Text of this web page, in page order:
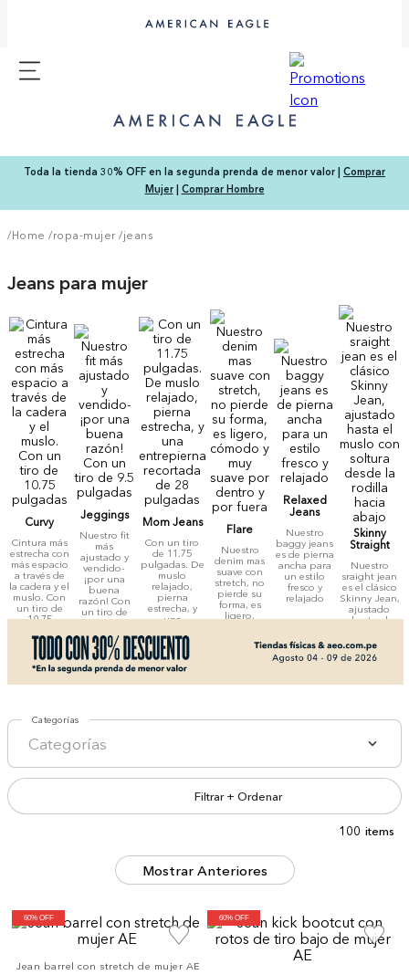
Toda la tienda 30% OFF en la segunda prenda de menor valor | Comprar
Mujer| Comprar Hombre
/Home /ropa-mujer /jeans
Jeans para mujer
Curvy
Cintura más
estrecha con
más espacio
a través de
la cadera y el
muslo. Con
un tiro de
10.75
Jeggings
Nuestro fit
más
ajustado y
vendido-
¡por una
buena
razón! Con
un tiro de
9.5
pulgadas
Mom Jeans
Con un tiro
de 11.75
pulgadas. De
muslo
relajado,
pierna
estrecha, y
una
recortada de
28 pulgadas
Flare
Nuestro
denim mas
suave con
stretch, no
pierde su
forma, es
ligero,
por dentro y
Relaxed
Jeans
Nuestro
baggy jeans
es de pierna
ancha para
un estilo
fresco y
relajado
Skinny
Straight
Nuestro
sraight jean
es el clásico
Skinny Jean,
ajustado
hasta el
soltura
desde la
rodilla hacia
Categorías
Categorías
Filtrar + Ordenar
100
Mostrar Anteriores
60% OFF
Jean barrel con stretch de mujer AE
60% OFF